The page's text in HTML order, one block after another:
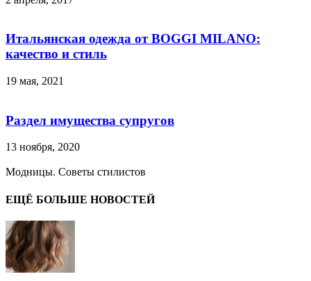
Итальянская одежда от BOGGI MILANO:
качество и стиль
19 мая, 2021
Раздел имущества супругов
13 ноября, 2020
Модницы. Советы стилистов
ЕЩЁ БОЛЬШЕ НОВОСТЕЙ